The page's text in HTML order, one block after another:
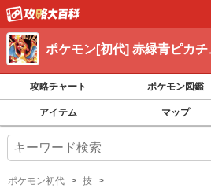
ポケモン[初代] 赤緑青ピカチ
攻略チャート ポケモン図鑑
アイテム マップ
ポケモン初代 技